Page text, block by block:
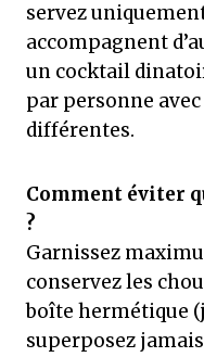
servez
accompagnent
un cocktail
par personne
différentes.
Comment éviter
?
Garnissez
conservez les
boîte hermétique
superposez